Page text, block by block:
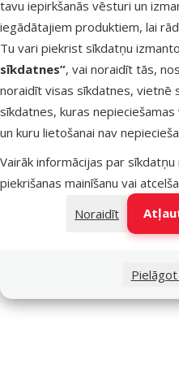
tavu iepirkšanās vēsturi un
iegādātajiem produktiem, lai
Tu vari piekrist sīkdatņu
sīkdatnes”, vai noraidīt tās,
noraidīt visas sīkdatnes, vietnē
sīkdatnes, kuras
un kuru lietošanai nav
Vairāk informācijas par
piekrišanas mainīšanu vai
Noraidīt